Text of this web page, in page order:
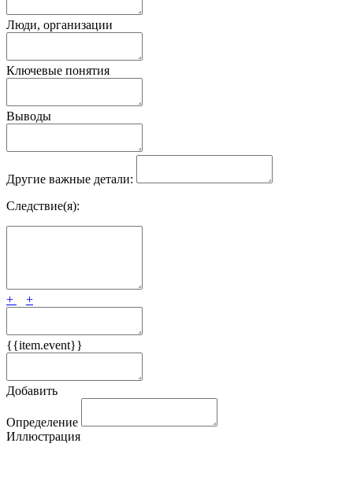
Люди, организации
Ключевые понятия
Выводы
Другие важные детали:
Следствие(я):
+ +
{{item.event}}
Добавить
Определение
Иллюстрация